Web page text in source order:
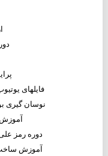
فایلهای
نوسان گیری
آموزش
دوره رمز
آموزش ساخت